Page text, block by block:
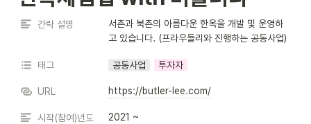
간략 설명
서촌과 북촌의 아름다운 한옥을 개발 및 운영하
고 있습니다. (프라우들리와 진행하는 공동사업)
태그 공동사업 투자자
URL https://butler-lee.com/
시작(참여)년도 2021 ~